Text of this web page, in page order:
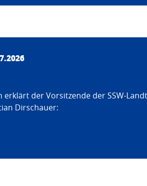
erklärt der Vorsitzende der SSW-
Dirschauer: